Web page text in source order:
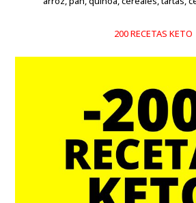
200 RECETAS KETO